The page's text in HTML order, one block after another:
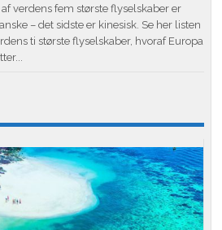
verdens fem største flyselskaber er
– det sidste er kinesisk. Se her listen
ti største flyselskaber, hvoraf Europa